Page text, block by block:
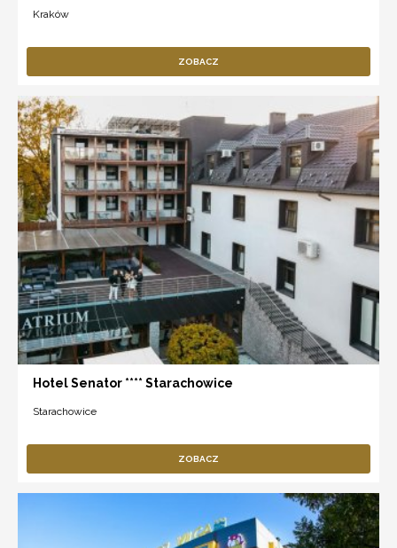
Kraków
ZOBACZ
Hotel Senator **** Starachowice
Starachowice
ZOBACZ